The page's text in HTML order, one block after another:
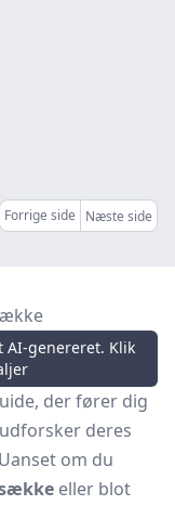
Forrige side Næste side
AI-genereret. Klik
der fører dig
deres
om du
eller blot